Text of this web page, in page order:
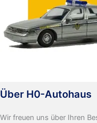
Über H0-Autohaus
Wir freuen uns über Ihren